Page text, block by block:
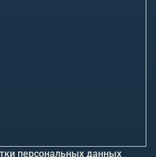
персональных данных